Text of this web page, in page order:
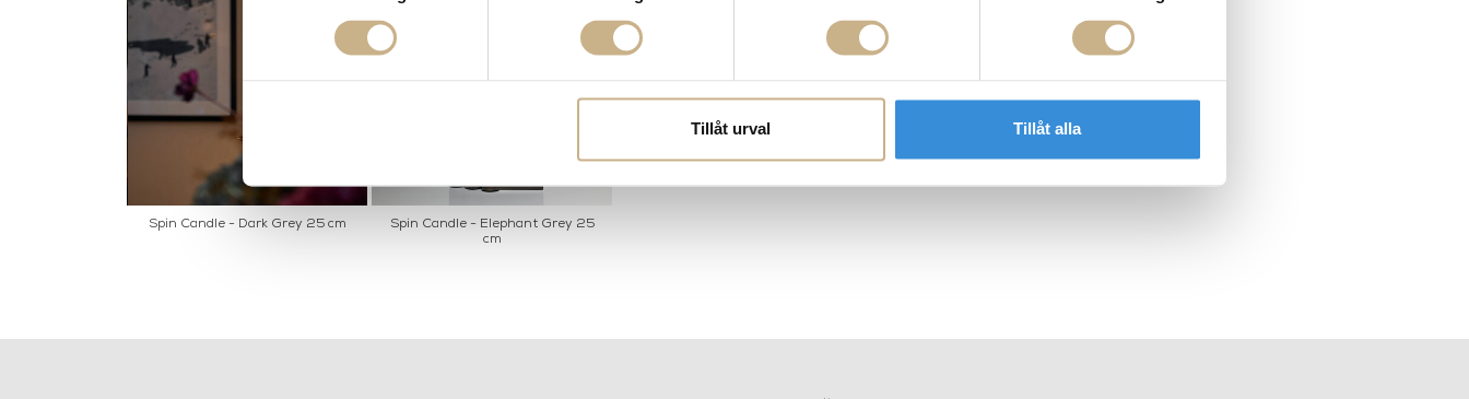
Tillåt urval Tillåt alla
Spin Candle - Dark Grey 25 cm
Spin Candle - Elephant Grey 25
cm